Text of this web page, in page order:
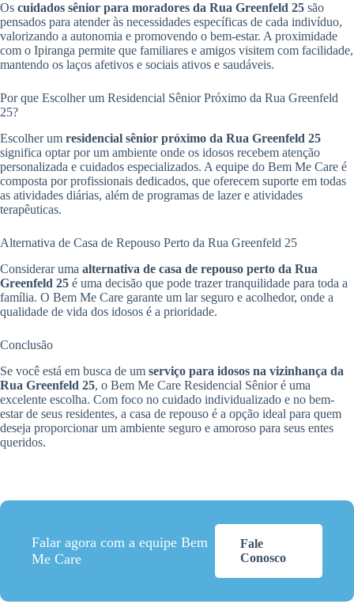
Os cuidados sênior para moradores da Rua Greenfeld 25 são
pensados para atender às necessidades específicas de cada indivíduo,
valorizando a autonomia e promovendo o bem-estar. A proximidade
com o Ipiranga permite que familiares e amigos visitem com facilidade,
mantendo os laços afetivos e sociais ativos e saudáveis.
Por que Escolher um Residencial Sênior Próximo da Rua Greenfeld
25?
Escolher um residencial sênior próximo da Rua Greenfeld 25
significa optar por um ambiente onde os idosos recebem atenção
personalizada e cuidados especializados. A equipe do Bem Me Care é
composta por profissionais dedicados, que oferecem suporte em todas
as atividades diárias, além de programas de lazer e atividades
terapêuticas.
Alternativa de Casa de Repouso Perto da Rua Greenfeld 25
Considerar uma alternativa de casa de repouso perto da Rua
Greenfeld 25 é uma decisão que pode trazer tranquilidade para toda a
família. O Bem Me Care garante um lar seguro e acolhedor, onde a
qualidade de vida dos idosos é a prioridade.
Conclusão
Se você está em busca de um serviço para idosos na vizinhança da
Rua Greenfeld 25, o Bem Me Care Residencial Sênior é uma
excelente escolha. Com foco no cuidado individualizado e no bem-
estar de seus residentes, a casa de repouso é a opção ideal para quem
deseja proporcionar um ambiente seguro e amoroso para seus entes
queridos.
Falar agora com a equipe Bem
Me Care
Fale
Conosco